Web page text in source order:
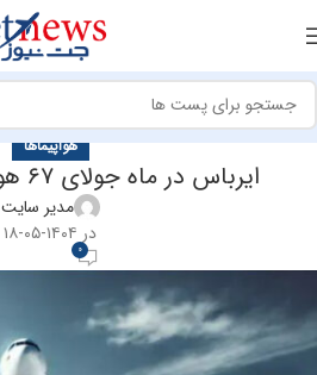
هواپیماها
ایرباس در ماه جولای ۶۷ هواپیما تحویل داد
مدیر سایت
در ۱۴۰۴-۰۵-۱۸
0